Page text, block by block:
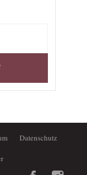
Datenschutz